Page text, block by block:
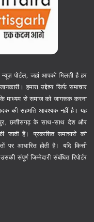
पोर्टल, जहां आपको मिलती है हर
हमारा उद्देश्य सिर्फ समाचार
के माध्यम से समाज को जागरूक करना
की सहमति आवश्यक नहीं है। यह
छत्तीसगढ़ के साथ-साथ देश और
जाती हैं। प्रकाशित समाचारों की
पर आधारित होती है। यदि किसी
संपूर्ण जिम्मेदारी संबंधित रिपोर्टर